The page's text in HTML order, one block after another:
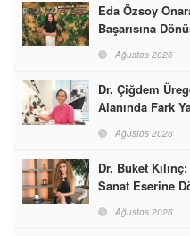
Eda Özsoy
Başarısına
Ağustos 2026
Dr. Çiğdem
Alanında Fark
Ağustos 2026
Dr. Buket
Sanat Eserine
Ağustos 2026